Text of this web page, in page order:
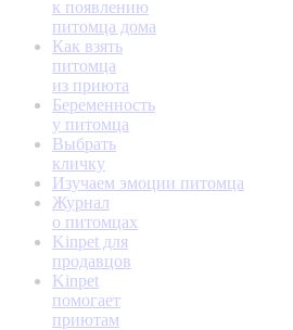
к появлению
питомца дома
Как взять
питомца
из приюта
Беременность
у питомца
Выбрать
кличку
Изучаем эмоции питомца
Журнал
о питомцах
Kinpet для
продавцов
Kinpet
помогает
приютам